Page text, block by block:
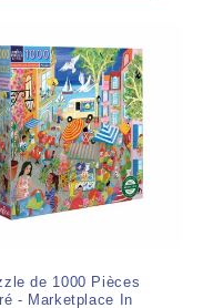
de 1000 Pièces
- Marketplace In